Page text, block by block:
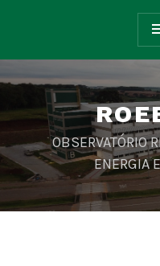
OBSERVATÓRIO
ENERGIA